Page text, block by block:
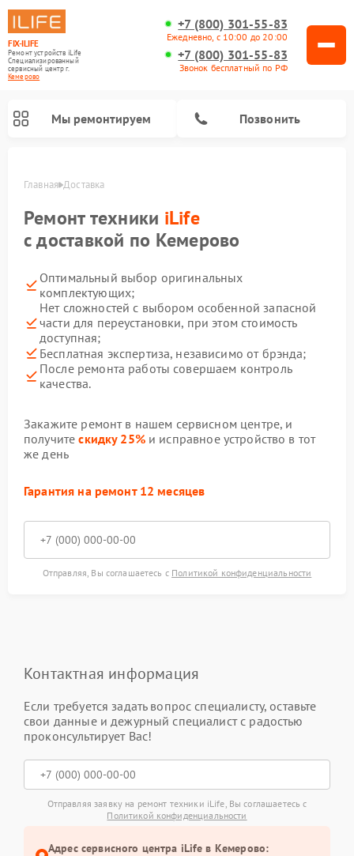
FIX-ILIFE
Ремонт устройств iLife
Специализированный
cервисный центр г.
Кемерово
+7 (800) 301-55-83
Ежедневно, с 10:00 до 20:00
+7 (800) 301-55-83
Звонок бесплатный по РФ
Мы ремонтируем Позвонить
Главная Доставка
Ремонт техники iLife
с доставкой по Кемерово
Оптимальный выбор оригинальных
комплектующих;
Нет сложностей с выбором особенной запасной
части для переустановки, при этом стоимость
доступная;
Бесплатная экспертиза, независимо от брэнда;
После ремонта работы совершаем контроль
качества.
Закажите ремонт в нашем сервисном центре, и
получитескидку 25%и исправное устройство в тот
же день
Гарантия на ремонт 12 месяцев
Отправляя, Вы соглашаетесь с Политикой конфиденциальности
Контактная информация
Если требуется задать вопрос специалисту, оставьте
свои данные и дежурный специалист с радостью
проконсультирует Вас!
Отправляя заявку на ремонт техники iLife, Вы соглашаетесь с
Политикой конфиденциальности
Адрес сервисного центра iLife в Кемерово: